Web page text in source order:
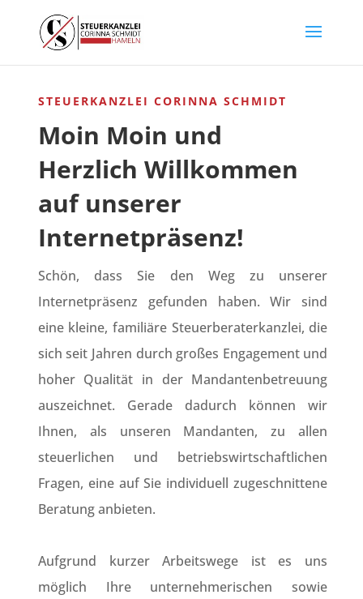
STEUERKANZLEI CORINNA SCHMIDT
Moin Moin und
Herzlich Willkommen
auf unserer
Internetpräsenz!
Schön, dass Sie den Weg zu unserer
Internetpräsenz gefunden haben.Wir sind
eine kleine, familiäre Steuerberaterkanzlei, die
sich seit Jahren durch großes Engagement und
hoher Qualität in der Mandantenbetreuung
auszeichnet. Gerade dadurch können wir
Ihnen, als unseren Mandanten, zu allen
steuerlichen und betriebswirtschaftlichen
Fragen, eine auf Sie individuell zugeschnittene
Beratung anbieten.
Aufgrund kurzer Arbeitswege ist es uns
möglich Ihre unternehmerischen sowie